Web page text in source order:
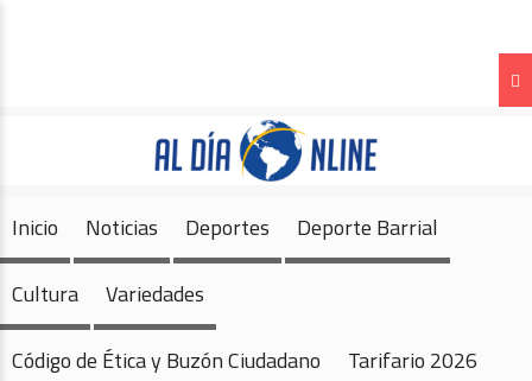
Inicio Noticias Deportes Deporte Barrial
Cultura Variedades
Código de Ética y Buzón Ciudadano Tarifario 2026